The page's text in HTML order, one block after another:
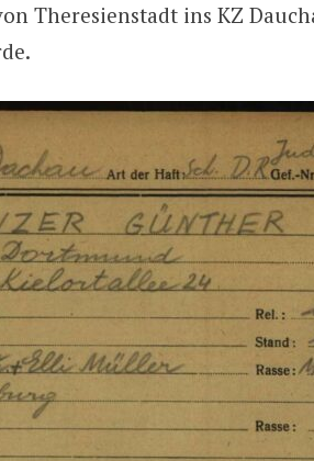
Theresienstadt ins KZ